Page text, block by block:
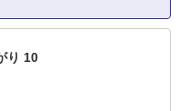
り 10